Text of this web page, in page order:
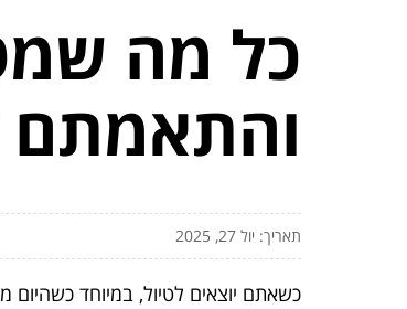
כל מה
והתאמתם
תאריך: יול 27, 2025
כשאתם יוצאים לטיול, במיוחד